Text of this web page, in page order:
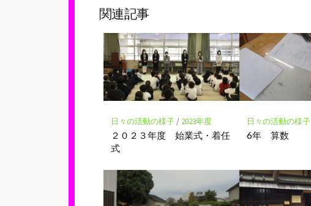
ア
マ
ー
ク
に
保
関連記事
日々の活動の様子/ 2023年度
２０２３年度 始業式・着任
式
日々の活動の様子
6年 算数